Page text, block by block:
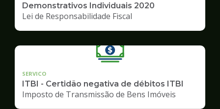
Demonstrativos Individuais 2020
Lei de Responsabilidade Fiscal
SERVICO
ITBI - Certidão negativa de débitos ITBI
Imposto de Transmissão de Bens Imóveis